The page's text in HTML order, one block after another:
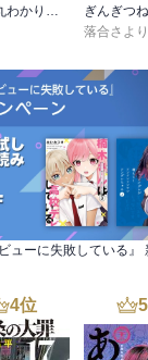
県民性丸わかり！ ご当地あるあるワイドＳＨＯＷ
ぎんぎつね
落合さより
4位 5